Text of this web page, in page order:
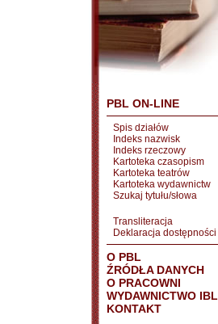
PBL ON-LINE
Spis działów
Indeks nazwisk
Indeks rzeczowy
Kartoteka czasopism
Kartoteka teatrów
Kartoteka wydawnictw
Szukaj tytułu/słowa
Transliteracja
Deklaracja dostępności
O PBL
ŹRÓDŁA DANYCH
O PRACOWNI
WYDAWNICTWO IBL
KONTAKT